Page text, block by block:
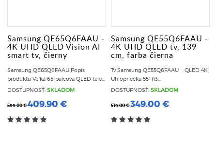
Samsung QE65Q6FAAU -
4K UHD QLED Vision AI
smart tv, čierny
Samsung QE65Q6FAAU Popis
produktu Veľká 65‑palcová QLED tele...
DOSTUPNOSŤ: SKLADOM
599.00 €409.90 €
Samsung QE55Q6FAAU -
4K UHD QLED tv, 139
cm, farba čierna
Tv Samsung QE55Q6FAAU QLED 4K,
Uhlopriečka 55" (13...
DOSTUPNOSŤ: SKLADOM
519.00 €349.00 €